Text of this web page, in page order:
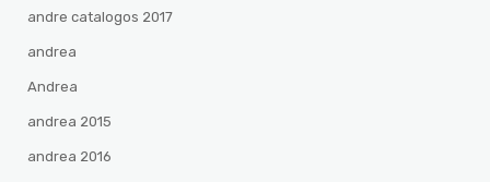
andre catalogos 2017
andrea
Andrea
andrea 2015
andrea 2016